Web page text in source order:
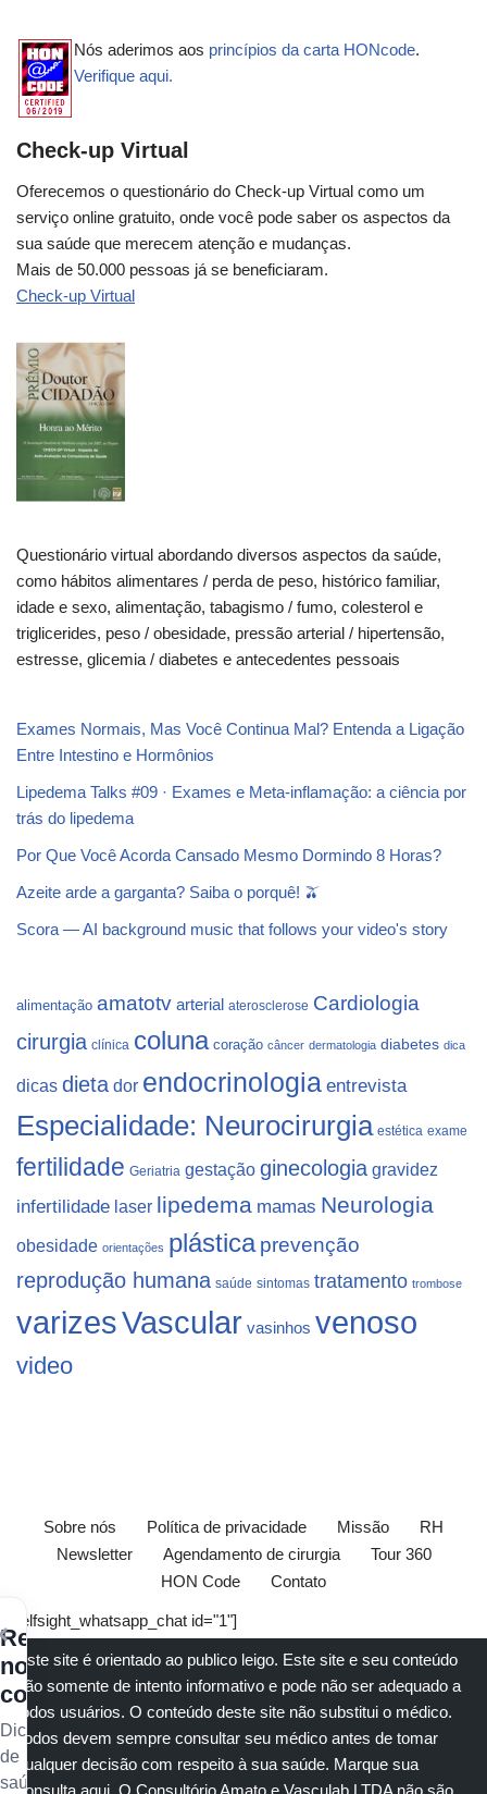
Nós aderimos aos princípios da carta HONcode.
Verifique aqui.
Check-up Virtual
Oferecemos o questionário do Check-up Virtual como um
serviço online gratuito, onde você pode saber os aspectos da
sua saúde que merecem atenção e mudanças.
Mais de 50.000 pessoas já se beneficiaram.
Check-up Virtual
Questionário virtual abordando diversos aspectos da saúde,
como hábitos alimentares / perda de peso, histórico familiar,
idade e sexo, alimentação, tabagismo / fumo, colesterol e
triglicerides, peso / obesidade, pressão arterial / hipertensão,
estresse, glicemia / diabetes e antecedentes pessoais
Exames Normais, Mas Você Continua Mal? Entenda a Ligação
Entre Intestino e Hormônios
Lipedema Talks #09 · Exames e Meta-inflamação: a ciência por
trás do lipedema
Por Que Você Acorda Cansado Mesmo Dormindo 8 Horas?
Azeite arde a garganta? Saiba o porquê! 🫒
Scora — AI background music that follows your video's story
alimentação amatotv arterial aterosclerose Cardiologia
cirurgia clínica coluna coração câncer dermatologia diabetes dica
dicas dieta dor endocrinologia entrevista
Especialidade: Neurocirurgia estética exame
fertilidade Geriatria gestação ginecologia gravidez
infertilidade laser lipedema mamas Neurologia
obesidade orientações plástica prevenção
reprodução humana saúde sintomas tratamento trombose
varizesVascular vasinhos venoso
video
Sobre nós Política de privacidade Missão
RH
Newsletter
Agendamento de cirurgia
Tour 360
HON Code
Contato
[elfsight_whatsapp_chat id="1"]
Este site é orientado ao publico leigo. Este site e seu conteúdo
são somente de intento informativo e pode não ser adequado a
todos usuários. O conteúdo deste site não substitui o médico.
Todos devem sempre consultar seu médico antes de tomar
qualquer decisão com respeito à sua saúde. Marque sua
Receba
nossos
conteúdos
Dicas
de
saúde